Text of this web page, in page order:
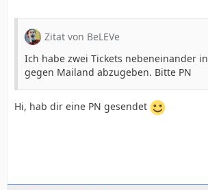
Zitat von BeLEVe
Ich habe zwei Tickets nebeneinander
gegen Mailand abzugeben. Bitte PN
Hi, hab dir eine PN gesendet